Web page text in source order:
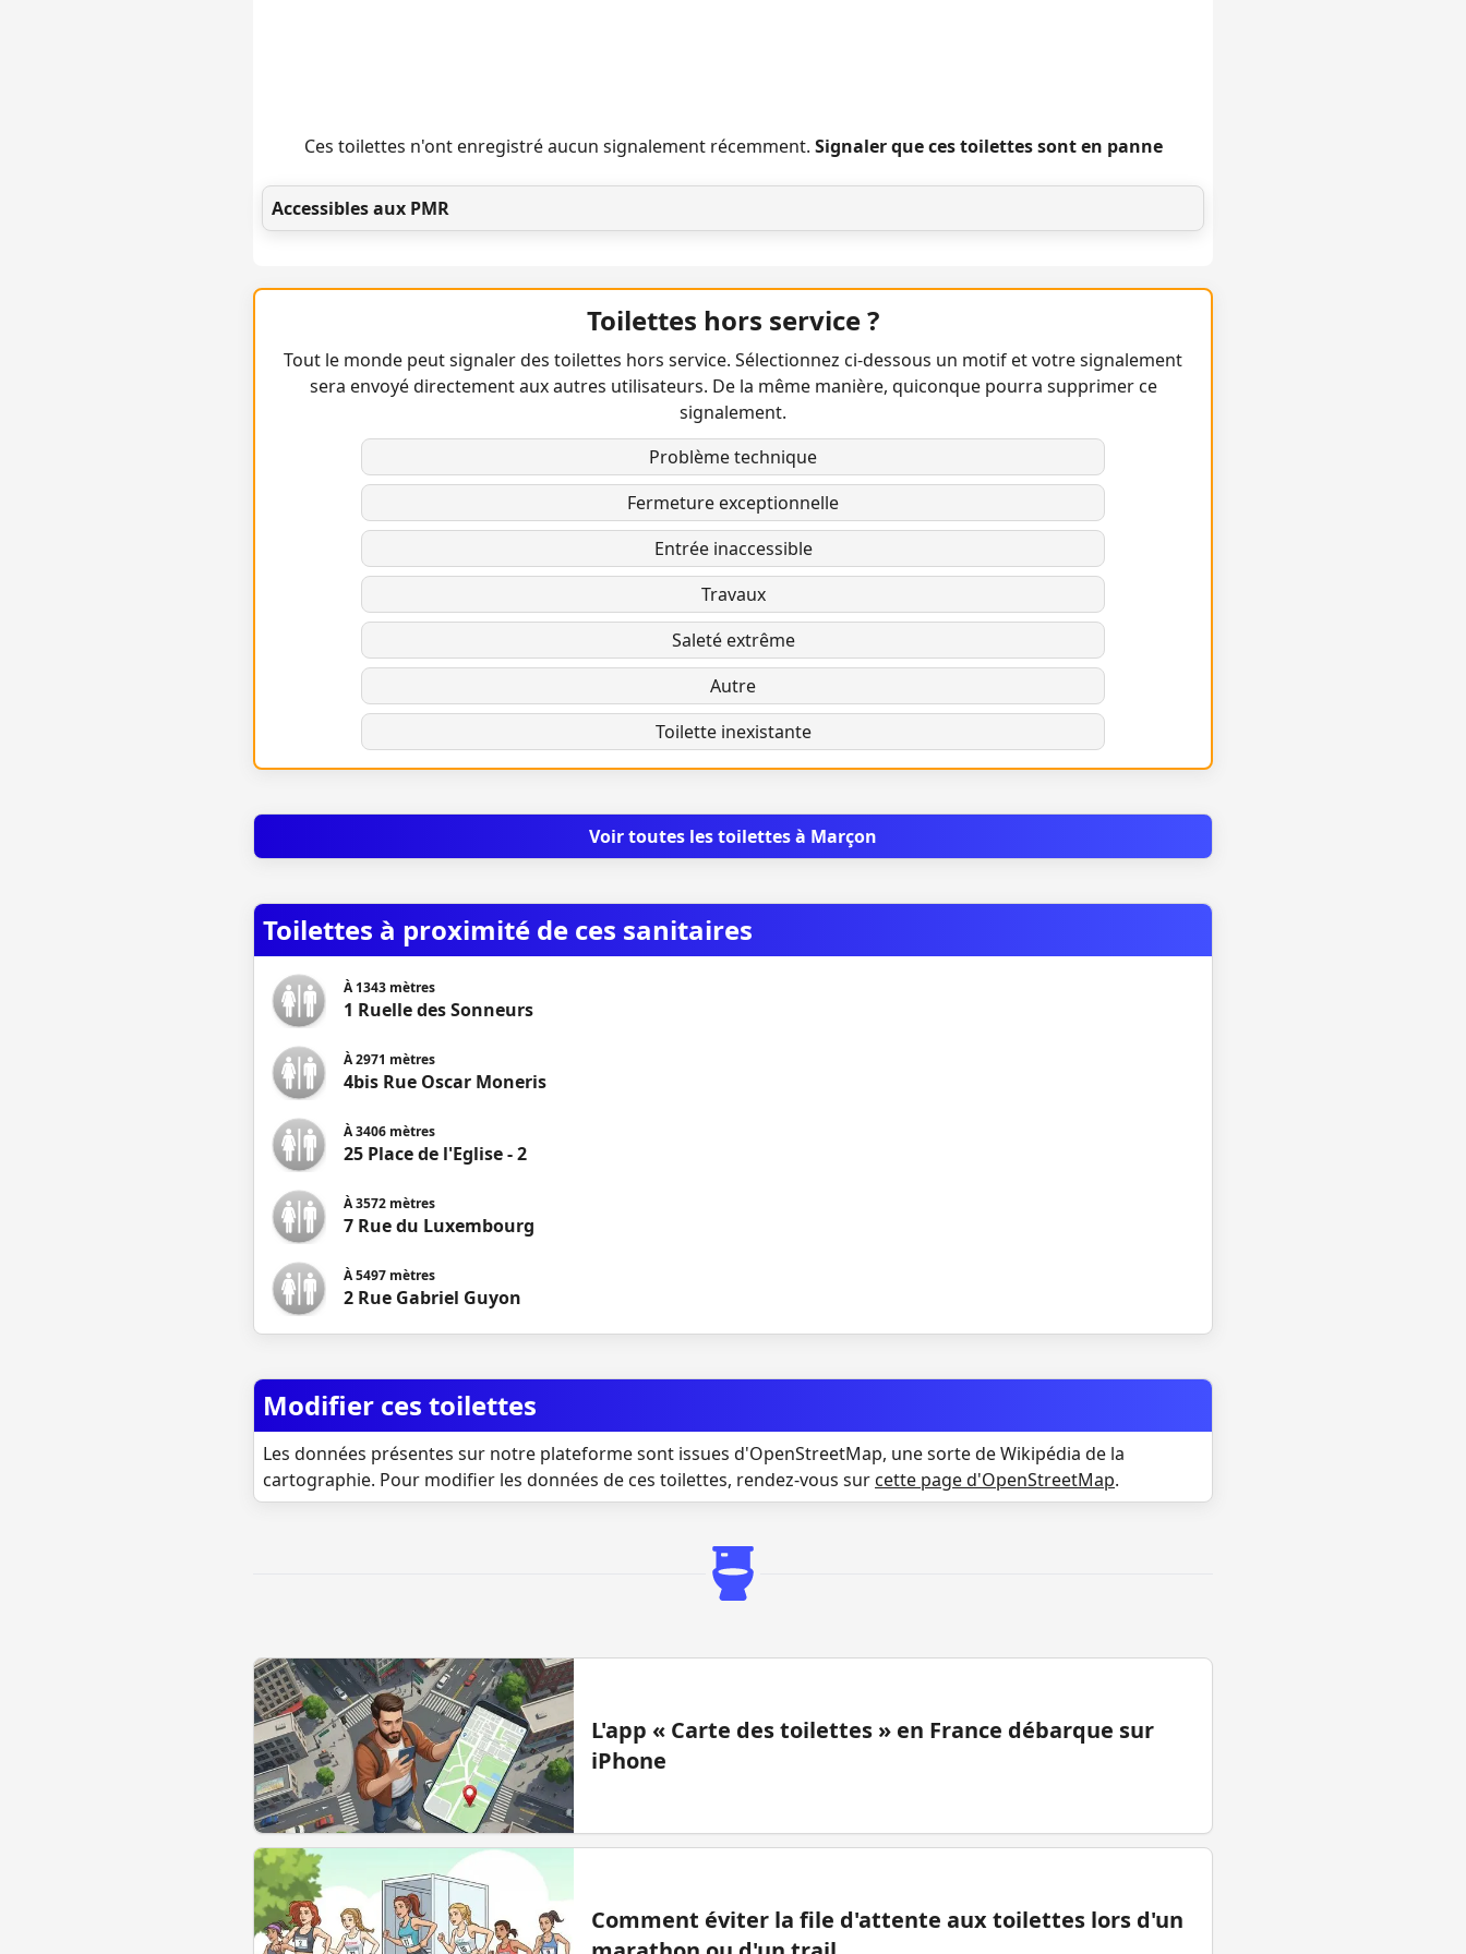
Ces toilettes n'ont enregistré aucun signalement récemment. Signaler que ces toilettes sont en panne
Accessibles aux PMR
Toilettes hors service ?
Tout le monde peut signaler des toilettes hors service. Sélectionnez ci-dessous un motif et votre signalement
sera envoyé directement aux autres utilisateurs. De la même manière, quiconque pourra supprimer ce
signalement.
Problème technique
Fermeture exceptionnelle
Entrée inaccessible
Travaux
Saleté extrême
Autre
Toilette inexistante
Voir toutes les toilettes à Marçon
Toilettes à proximité de ces sanitaires
À1343 mètres
1 Ruelle des Sonneurs
À2971 mètres
4bis Rue Oscar Moneris
À3406 mètres
25 Place de l'Eglise - 2
À3572 mètres
7 Rue du Luxembourg
À5497 mètres
2 Rue Gabriel Guyon
Modifier ces toilettes
Les données présentes sur notre plateforme sont issues d'OpenStreetMap, une sorte de Wikipédia de la
cartographie. Pour modifier les données de ces toilettes, rendez-vous sur cette page d'OpenStreetMap.
L'app « Carte des toilettes » en France débarque sur
iPhone
Comment éviter la file d'attente aux toilettes lors d'un